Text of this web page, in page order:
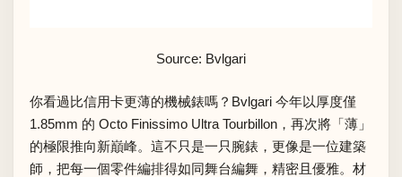
Source: Bvlgari
你看過比信用卡更薄的機械錶嗎？Bvlgari 今年以厚度僅
1.85mm 的 Octo Finissimo Ultra Tourbillon，再次將「薄」
的極限推向新巔峰。這不只是一只腕錶，更像是一位建築
師，把每一個零件編排得如同舞台編舞，精密且優雅。材